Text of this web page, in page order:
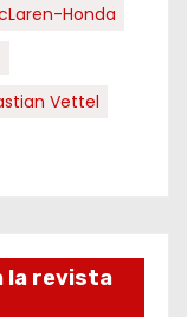
Honda
Vettel
la revista